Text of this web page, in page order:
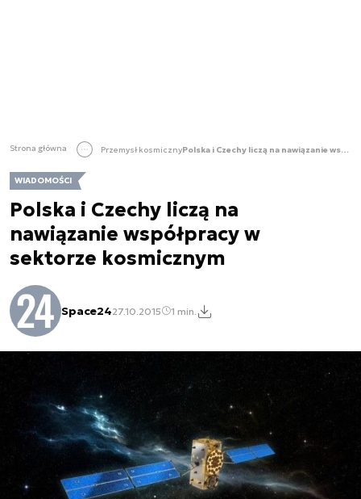
Strona główna Przemysł kosmiczny Polska i Czechy liczą na nawiązanie współpracy w sektorze kosmicznym
WIADOMOŚCI
Polska i Czechy liczą na
nawiązanie współpracy w
sektorze kosmicznym
Space2427.10.2015 1 min.